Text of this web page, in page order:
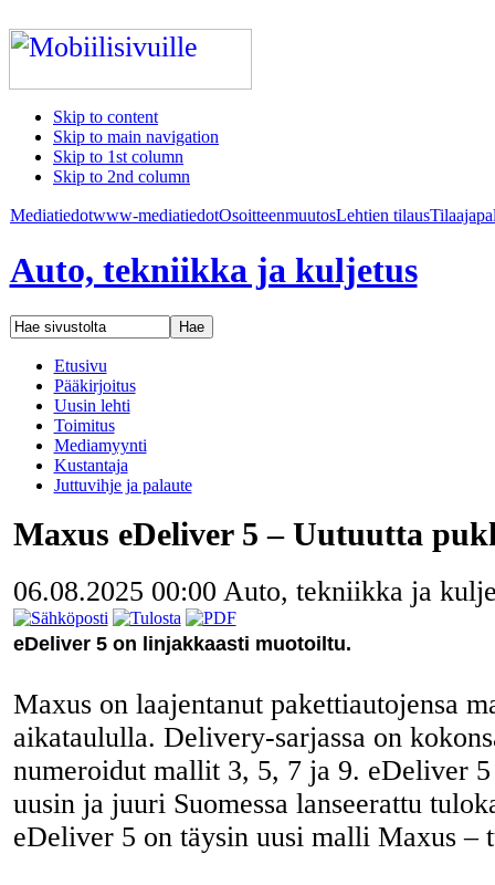
Skip to content
Skip to main navigation
Skip to 1st column
Skip to 2nd column
Mediatiedotwww-mediatiedotOsoitteenmuutosLehtien tilaus
Auto, tekniikka ja kuljetus
Etusivu
Pääkirjoitus
Uusin lehti
Toimitus
Mediamyynti
Kustantaja
Juttuvihje ja palaute
Maxus eDeliver 5 – Uutuutta
06.08.2025 00:00 Auto, tekniikka ja
eDeliver 5 on linjakkaasti muotoiltu.
Maxus on laajentanut pakettiautojensa
aikataululla. Delivery-sarjassa on
numeroidut mallit 3, 5, 7 ja 9. eDeliver
uusin ja juuri Suomessa lanseerattu
eDeliver 5 on täysin uusi malli Maxus –